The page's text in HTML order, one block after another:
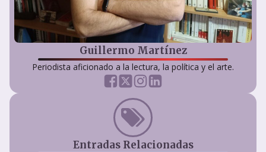
Guillermo Martínez
Periodista aficionado a la lectura, la política y el arte.
Entradas Relacionadas